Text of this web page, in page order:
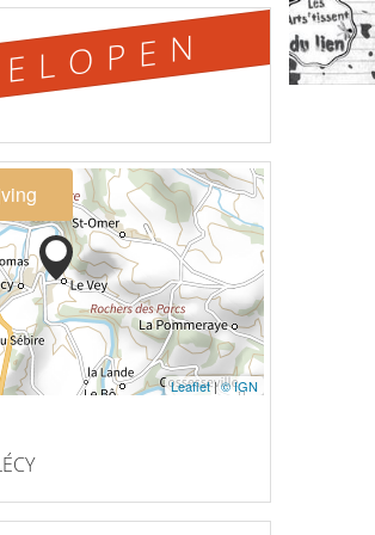
Leaflet|© IGN